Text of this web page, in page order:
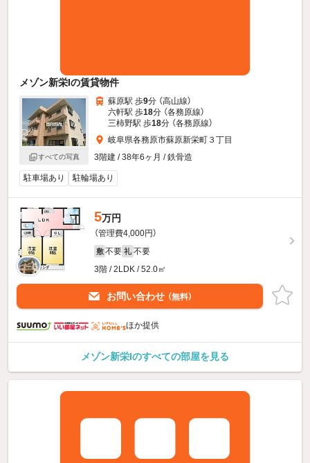
メゾン新栄Iの賃貸物件
すべての写真
蘇原駅 歩9分 （高山線）
六軒駅 歩18分 （各務原線）
三柿野駅 歩18分 （各務原線）
岐阜県各務原市蘇原新栄町３丁目
3階建 / 38年6ヶ月 / 鉄骨造
駐車場あり 駐輪場あり
5万円
（管理費4,000円）
敷 不要 礼 不要
3階 / 2LDK / 52.0㎡
お問い合わせ （無料）
ほか提供
メゾン新栄Iのすべての部屋を見る